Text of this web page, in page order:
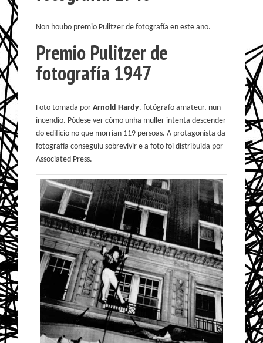
Non houbo premio Pulitzer de fotografía en este ano.
Premio Pulitzer de
fotografía 1947
Foto tomada porArnold Hardy, fotógrafo amateur, nun
incendio. Pódese ver cómo unha muller intenta descender
do edificio no que morrían 119 persoas. A protagonista da
fotografía conseguiu sobrevivir e a foto foi distribuida por
Associated Press.